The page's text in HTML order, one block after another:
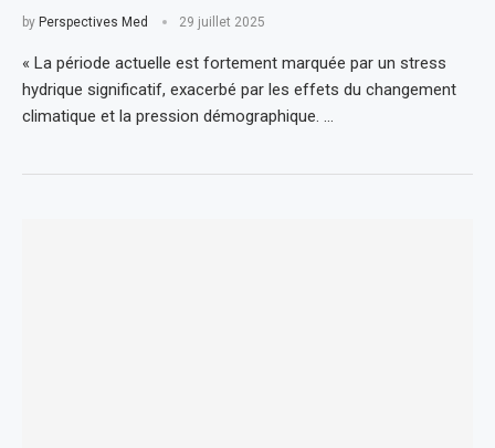
by Perspectives Med 29 juillet 2025
« La période actuelle est fortement marquée par un stress
hydrique significatif, exacerbé par les effets du changement
climatique et la pression démographique. …